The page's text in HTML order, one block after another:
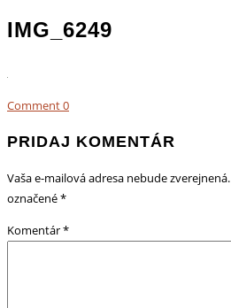
IMG_6249
Comment0
PRIDAJ KOMENTÁR
Vaša e-mailová adresa nebude zverejnená.
označené*
Komentár*